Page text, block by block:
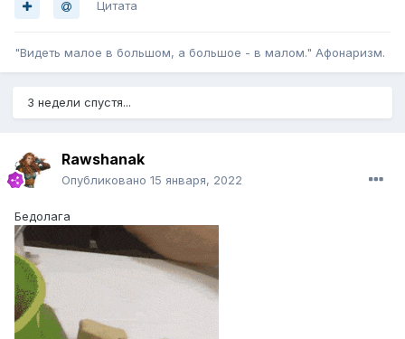
Цитата
"Видеть малое в большом, а большое - в малом." Афонаризм.
3 недели спустя...
Rawshanak
Опубликовано 15 января, 2022
Бедолага